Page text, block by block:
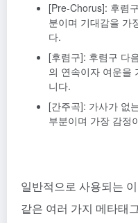
[Pre-Chorus]: 후렴
분이며 기대감을 가
다.
[후렴구]: 후렴구 다
의 연속이자 여운을
니다.
[간주곡]: 가사가 없
부분이며 가장 감정
일반적으로 사용되는
같은 여러 가지 메타태